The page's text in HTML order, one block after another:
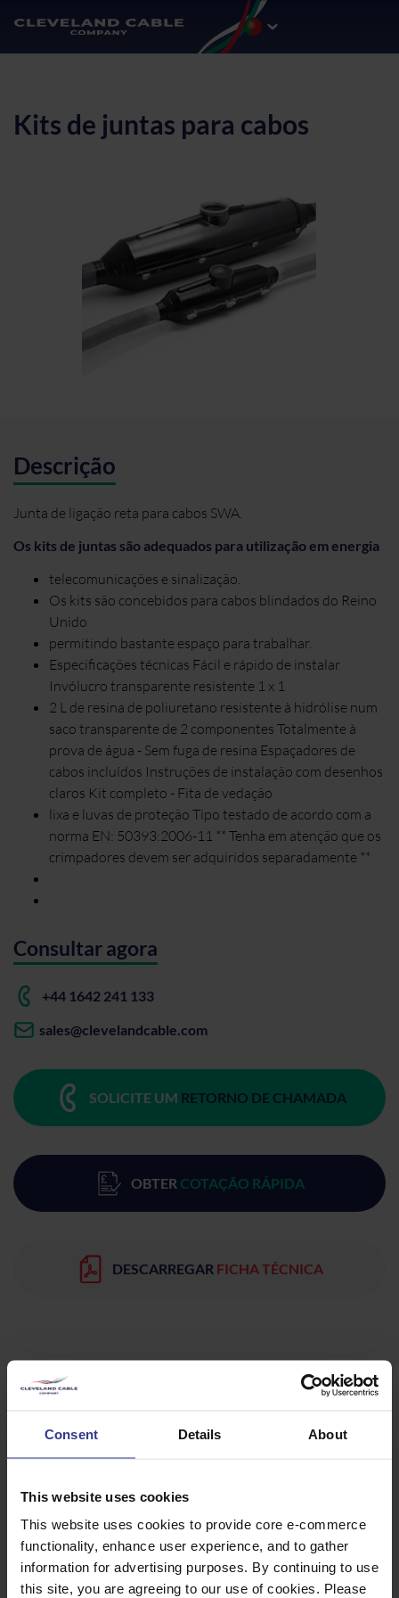
Consent Details About
This website uses cookies
This website uses cookies to provide core e-commerce
functionality, enhance user experience, and to gather
information for advertising purposes. By continuing to use
this site, you are agreeing to our use of cookies. Please
Kits de juntas para cabos
Descrição
Junta de ligação reta para cabos SWA.
Os kits de juntas são adequados para utilização em energia
telecomunicações e sinalização.
Os kits são concebidos para cabos blindados do Reino
Unido
permitindo bastante espaço para trabalhar.
Especificações técnicas Fácil e rápido de instalar
Invólucro transparente resistente 1 x 1
2 L de resina de poliuretano resistente à hidrólise num
saco transparente de 2 componentes Totalmente à
prova de água - Sem fuga de resina Espaçadores de
cabos incluídos Instruções de instalação com desenhos
claros Kit completo - Fita de vedação
lixa e luvas de proteção Tipo testado de acordo com a
norma EN: 50393:2006-11 ** Tenha em atenção que os
crimpadores devem ser adquiridos separadamente **
Consultar agora
+44 1642 241 133
sales@clevelandcable.com
SOLICITE UM RETORNO DE CHAMADA
OBTER COTAÇÃO RÁPIDA
DESCARREGAR FICHA TÉCNICA
Produtos
cotação para obter uma cotação.
CÓDIGO DESCRIÇÃO
QUANTIDADE/METROS
ST6
JUNTA DE
ADICIONAR À